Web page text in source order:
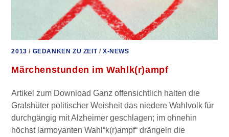
2013 / GEDANKEN ZU ZEIT/X-NEWS
Märchenstunden im Wahlk(r)ampf
Artikel zum Download Ganz offensichtlich halten die
Gralshüter politischer Weisheit das niedere Wahlvolk für
durchgängig mit Alzheimer geschlagen; im ohnehin
höchst larmoyanten Wahl“k(r)ampf“ drängeln die